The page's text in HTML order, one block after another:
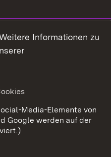
Barrierefreiheit
Cookies
Informationen zu
Media-Elemente von
Google werden auf der